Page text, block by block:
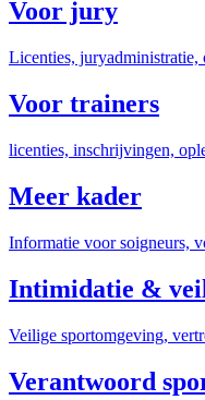
Voor jury
Licenties, juryadministratie,
Voor trainers
licenties, inschrijvingen,
Meer kader
Informatie voor soigneurs,
Intimidatie &
Veilige sportomgeving,
Verantwoord